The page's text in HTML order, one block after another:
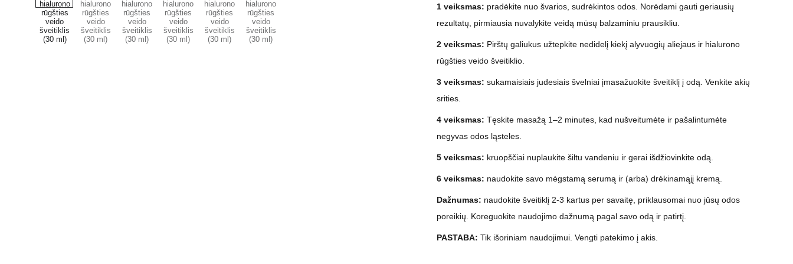
1 veiksmas: pradėkite nuo švarios, sudrėkintos odos. Norėdami gauti geriausių
rezultatų, pirmiausia nuvalykite veidą mūsų balzaminiu prausikliu.
2 veiksmas: Pirštų galiukus užtepkite nedidelį kiekį alyvuogių aliejaus ir hialurono
rūgšties veido šveitiklio.
3 veiksmas: sukamaisiais judesiais švelniai įmasažuokite šveitiklį į odą. Venkite akių
srities.
4 veiksmas: Tęskite masažą 1–2 minutes, kad nušveitumėte ir pašalintumėte
negyvas odos ląsteles.
5 veiksmas: kruopščiai nuplaukite šiltu vandeniu ir gerai išdžiovinkite odą.
6 veiksmas: naudokite savo mėgstamą serumą ir (arba) drėkinamąjį kremą.
Dažnumas: naudokite šveitiklį 2-3 kartus per savaitę, priklausomai nuo jūsų odos
poreikių. Koreguokite naudojimo dažnumą pagal savo odą ir patirtį.
PASTABA: Tik išoriniam naudojimui. Vengti patekimo į akis.